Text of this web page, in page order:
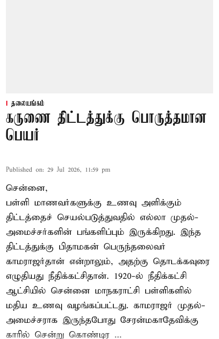
தலையங்கம்
கருணை திட்டத்துக்கு பொருத்தமான
பெயர்
Published on: 29 Jul 2026, 11:59 pm
சென்னை,
பள்ளி மாணவர்களுக்கு உணவு அளிக்கும்
திட்டத்தைச் செயல்படுத்துவதில் எல்லா முதல்-
அமைச்சர்களின் பங்களிப்பும் இருக்கிறது. இந்த
திட்டத்துக்கு பிதாமகன் பெருந்தலைவர்
காமராஜர்தான் என்றாலும், அதற்கு தொடக்கவுரை
எழுதியது நீதிக்கட்சிதான். 1920-ல் நீதிக்கட்சி
ஆட்சியில் சென்னை மாநகராட்சி பள்ளிகளில்
மதிய உணவு வழங்கப்பட்டது. காமராஜர் முதல்-
அமைச்சராக இருந்தபோது சேரன்மகாதேவிக்கு
காரில் சென்று கொண்டிர ...